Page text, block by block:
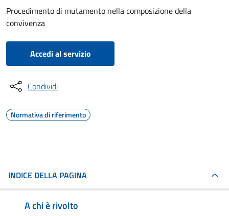
Procedimento di mutamento nella composizione della
convivenza
Accedi al servizio
Condividi
Normativa di riferimento
INDICE DELLA PAGINA
A chi è rivolto